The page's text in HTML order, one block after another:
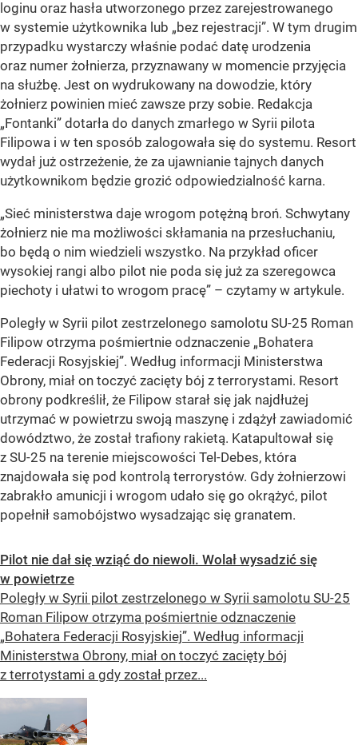
loginu oraz hasła utworzonego przez zarejestrowanego
w systemie użytkownika lub „bez rejestracji”. W tym drugim
przypadku wystarczy właśnie podać datę urodzenia
oraz numer żołnierza, przyznawany w momencie przyjęcia
na służbę. Jest on wydrukowany na dowodzie, który
żołnierz powinien mieć zawsze przy sobie. Redakcja
„Fontanki” dotarła do danych zmarłego w Syrii pilota
Filipowa i w ten sposób zalogowała się do systemu. Resort
wydał już ostrzeżenie, że za ujawnianie tajnych danych
użytkownikom będzie grozić odpowiedzialność karna.
„Sieć ministerstwa daje wrogom potężną broń. Schwytany
żołnierz nie ma możliwości skłamania na przesłuchaniu,
bo będą o nim wiedzieli wszystko. Na przykład oficer
wysokiej rangi albo pilot nie poda się już za szeregowca
piechoty i ułatwi to wrogom pracę” – czytamy w artykule.
Poległy w Syrii pilot zestrzelonego samolotu SU-25 Roman
Filipow otrzyma pośmiertnie odznaczenie „Bohatera
Federacji Rosyjskiej”. Według informacji Ministerstwa
Obrony, miał on toczyć zacięty bój z terrorystami. Resort
obrony podkreślił, że Filipow starał się jak najdłużej
utrzymać w powietrzu swoją maszynę i zdążył zawiadomić
dowództwo, że został trafiony rakietą. Katapultował się
z SU-25 na terenie miejscowości Tel-Debes, która
znajdowała się pod kontrolą terrorystów. Gdy żołnierzowi
zabrakło amunicji i wrogom udało się go okrążyć, pilot
popełnił samobójstwo wysadzając się granatem.
Pilot nie dał się wziąć do niewoli. Wolał wysadzić się
w powietrze
Poległy w Syrii pilot zestrzelonego w Syrii samolotu SU-25
Roman Filipow otrzyma pośmiertnie odznaczenie
„Bohatera Federacji Rosyjskiej”. Według informacji
Ministerstwa Obrony, miał on toczyć zacięty bój
z terrotystami a gdy został przez...